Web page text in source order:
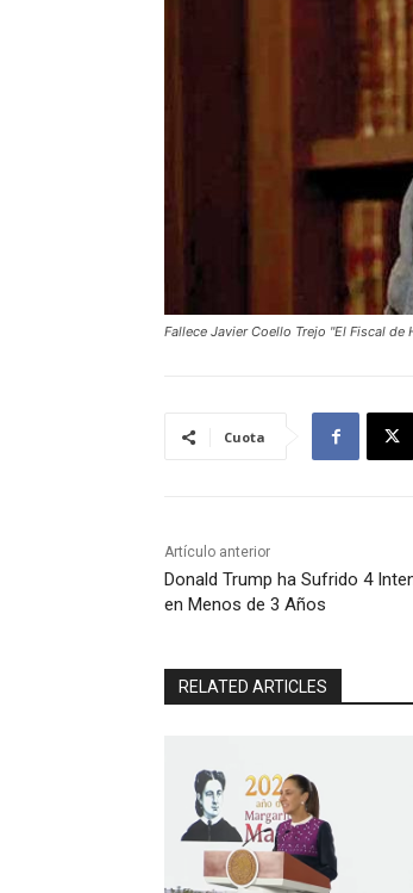
Fallece Javier Coello Trejo "El Fiscal de
Cuota
Artículo anterior
Donald Trump ha Sufrido 4
en Menos de 3 Años
RELATED ARTICLES